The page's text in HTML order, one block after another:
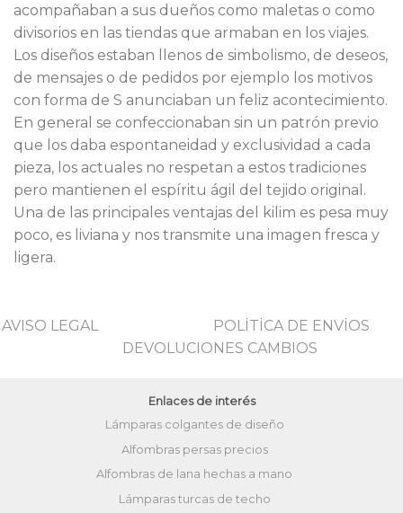
acompañaban a sus dueños como maletas o como
divisorios en las tiendas que armaban en los viajes.
Los diseños estaban llenos de simbolismo, de deseos,
de mensajes o de pedidos por ejemplo los motivos
con forma de S anunciaban un feliz acontecimiento.
En general se confeccionaban sin un patrón previo
que los daba espontaneidad y exclusividad a cada
pieza, los actuales no respetan a estos tradiciones
pero mantienen el espíritu ágil del tejido original.
Una de las principales ventajas del kilim es pesa muy
poco, es liviana y nos transmite una imagen fresca y
ligera.
AVISO LEGAL
POLİTİCA DE ENVİOS
DEVOLUCIONES CAMBIOS
Enlaces de interés
Lámparas colgantes de diseño
Alfombras persas precios
Alfombras de lana hechas a mano
Lámparas turcas de techo